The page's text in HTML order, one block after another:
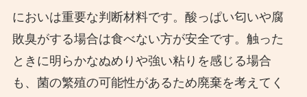
においは重要な判断材料です。酸っぱい匂いや腐
敗臭がする場合は食べない方が安全です。触った
ときに明らかなぬめりや強い粘りを感じる場合
も、菌の繁殖の可能性があるため廃棄を考えてく